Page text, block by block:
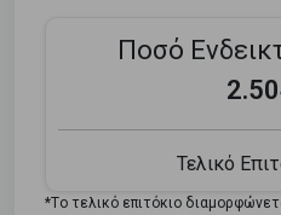
Ποσό
Τελικό
*Tο τελικό επιτόκιο